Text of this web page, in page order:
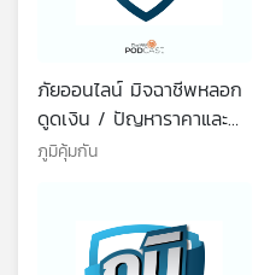
ภัยออนไลน์ มิจฉาชีพหลอก
ดูดเงิน / ปัญหาราคาและ
การจองตั๋วเครื่องบิน / ดื่ม
ภูมิคุ้มกัน